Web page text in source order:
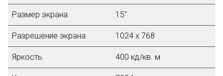
Размер экрана 15"
Разрешение экрана 1024 x 768
Яркость 400 кд/кв. м